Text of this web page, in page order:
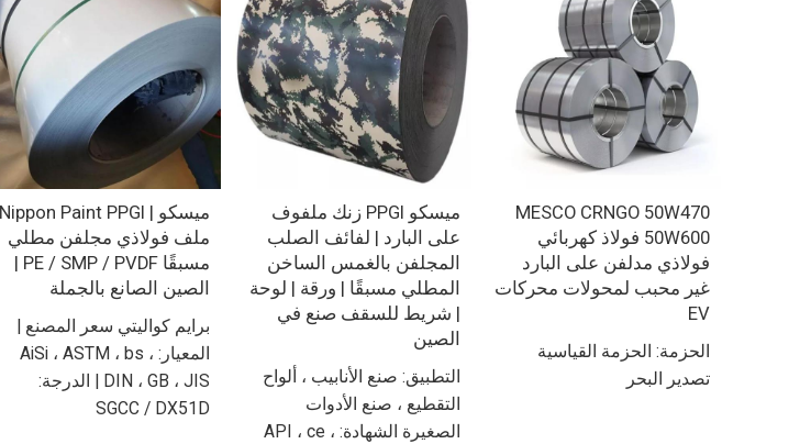
MESCO CRNGO 50W470
50W600 فولاذ كهربائي
فولاذي مدلفن على البارد
غير محبب لمحولات محركات
EV
الحزمة: الحزمة القياسية
تصدير البحر
ميسكو PPGI زنك ملفوف
على البارد | لفائف الصلب
المجلفن بالغمس الساخن
المطلي مسبقًا | ورقة | لوحة
| شريط للسقف صنع في
الصين
التطبيق: صنع الأنابيب ، ألواح
التقطيع ، صنع الأدوات
الصغيرة الشهادة: API ، ce ،
ميسكو | Nippon Paint PPGI
ملف فولاذي مجلفن مطلي
الصين الصانع بالجملة
برايم كواليتي سعر المصنع |
المعيار: AiSi ، ASTM ، bs ،
DIN ، GB ، JIS | الدرجة:
SGCC / DX51D